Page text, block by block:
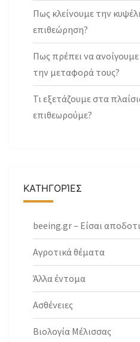
Πως κλείνουμε την
επιθεώρηση?
Πως πρέπει να
την μεταφορά τους?
Τι εξετάζουμε στα
επιθεωρούμε?
ΚΑΤΗΓΟΡΊΕΣ
beeing.gr – Είσαι
Αγροτικά θέματα
Άλλα έντομα
Ασθένειες
Βιολογία Μέλισσας